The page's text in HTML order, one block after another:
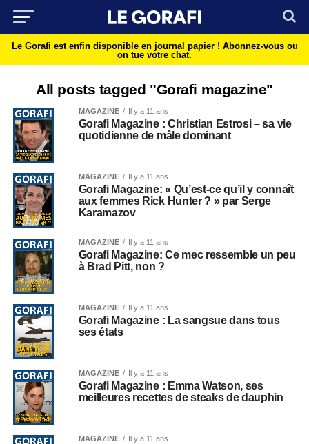
Le Gorafi est enfin disponible en journal papier ! Abonnez-vous ou
on tue votre chat.
All posts tagged "Gorafi magazine"
MAGAZINE Il y a 11 ans
Gorafi Magazine : Christian Estrosi – sa vie
quotidienne de mâle dominant
MAGAZINE Il y a 11 ans
Gorafi Magazine: « Qu’est-ce qu’il y connaît
aux femmes Rick Hunter ? » par Serge
Karamazov
MAGAZINE Il y a 11 ans
Gorafi Magazine: Ce mec ressemble un peu
à Brad Pitt, non ?
MAGAZINE Il y a 11 ans
Gorafi Magazine : La sangsue dans tous
ses états
MAGAZINE Il y a 11 ans
Gorafi Magazine : Emma Watson, ses
meilleures recettes de steaks de dauphin
MAGAZINE Il y a 11 ans